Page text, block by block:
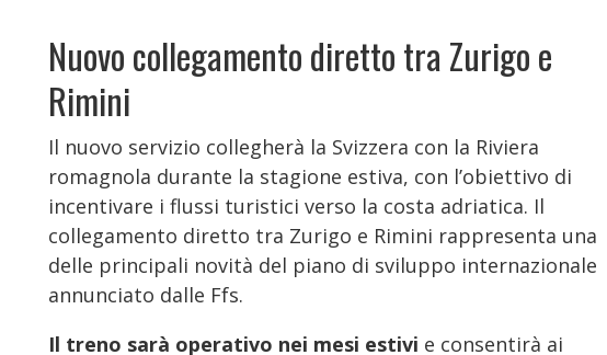
Nuovo collegamento diretto tra Zurigo e
Rimini
Il nuovo servizio collegherà la Svizzera con la Riviera
romagnola durante la stagione estiva, con l’obiettivo di
incentivare i flussi turistici verso la costa adriatica. Il
collegamento diretto tra Zurigo e Rimini rappresenta una
delle principali novità del piano di sviluppo internazionale
annunciato dalle Ffs.
Il treno sarà operativo nei mesi estivi e consentirà ai